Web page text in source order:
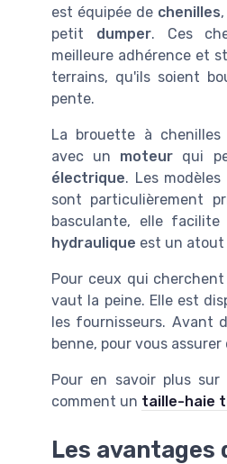
est équipée de chenilles
petit dumper. Ces
meilleure adhérence et
terrains, qu'ils soient
pente.
La brouette à
avec un moteur qui
électrique. Les
sont particulièrement
basculante, elle
hydraulique est un atout
Pour ceux qui
vaut la peine. Elle est
les fournisseurs. Avant
benne, pour vous
Pour en savoir plus
comment un taille-haie
Les